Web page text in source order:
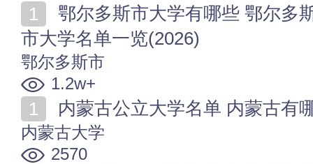
市大学名单一览(2026)
鄂尔多斯市
1.2w+
内蒙古公立大学名单 内蒙古有
内蒙古大学
2570